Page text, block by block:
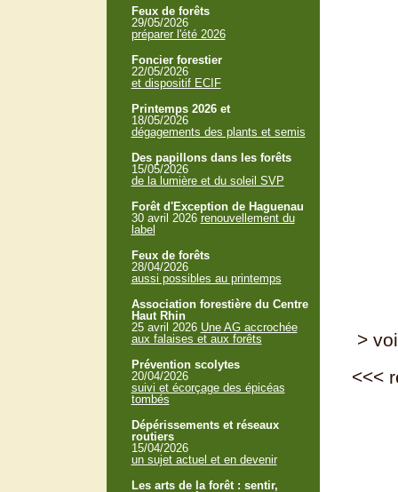
>
<<<
Feux de forêts
29/05/2026
préparer l'été 2026
Foncier forestier
22/05/2026
et dispositif ECIF
Printemps 2026 et
18/05/2026
dégagements des plants et semis
Des papillons dans les forêts
15/05/2026
de la lumière et du soleil SVP
Forêt d'Exception de Haguenau
30 avril 2026 renouvellement du
label
Feux de forêts
28/04/2026
aussi possibles au printemps
Association forestière du Centre
Haut Rhin
25 avril 2026 Une AG accrochée
aux falaises et aux forêts
Prévention scolytes
20/04/2026
suivi et écorçage des épicéas
tombés
Dépérissements et réseaux
routiers
15/04/2026
un sujet actuel et en devenir
Les arts de la forêt : sentir,